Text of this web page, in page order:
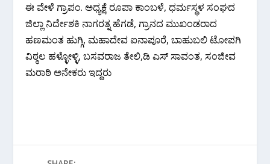
ಈ ವೇಳೆ ಗ್ರಾಪಂ. ಅಧ್ಯಕ್ಷೆ ರೂಪಾ ಕಾಂಬಳೆ, ಧರ್ಮಸ್ಥಳ ಸಂಘದ
ಜಿಲ್ಲಾ ನಿರ್ದೇಶಕಿ ನಾಗರತ್ನ ಹೆಗಡೆ, ಗ್ರಾನದ ಮುಖಂಡರಾದ
ಹಣಮಂತ ಹುಗ್ಗಿ, ಮಹಾದೇವ ಐನಾಪೂರೆ, ಬಾಹುಬಲಿ ಟೋಪಗಿ
ವಿಠ್ಠಲ ಹಳ್ಳೋಳ್ಳಿ, ಬಸವರಾಜ ತೇಲಿ,ಡಿ ಎಸ್ ಸಾವಂತ, ಸಂಜೀವ
ಮರಾಠಿ ಅನೇಕರು ಇದ್ದರು